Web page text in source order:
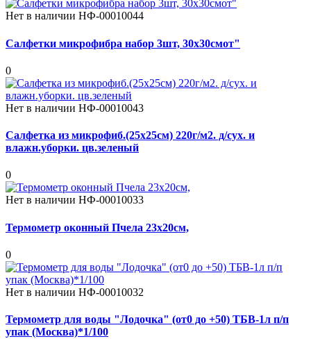
Нет в наличии НФ-00010044
Салфетки микрофибра набор 3шт, 30х30смот"
0
Нет в наличии НФ-00010043
Салфетка из микрофиб.(25х25см) 220г/м2. д/сух. и
влажн.уборки. цв.зеленый
0
Нет в наличии НФ-00010033
Термометр оконный Пчела 23x20см,
0
Нет в наличии НФ-00010032
Термометр для воды "Лодочка" (от0 до +50) ТБВ-1л п/п
упак (Москва)*1/100